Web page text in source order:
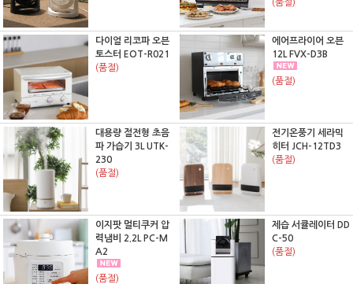
(품절)
다이얼 리코파 오븐
토스터 EOT-R021
(품절)
에어프라이어 오븐
12L FVX-D3B
(품절)
대용량 절전형 초음
파 가습기 3L UTK-
230
(품절)
전기온풍기 세라믹
히터 JCH-12TD3
(품절)
이지팟 멀티쿠커 압
력냄비 2.2L PC-M
A2
(품절)
제습 서큘레이터 DD
C-50
(품절)